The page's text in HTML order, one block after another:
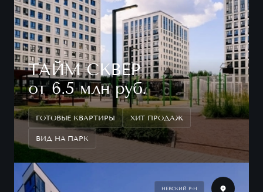
ТАЙМ СКВЕР
от 6.5 млн руб.
ГОТОВЫЕ КВАРТИРЫ ХИТ ПРОДАЖ
ВИД НА ПАРК
НЕВСКИЙ Р-Н